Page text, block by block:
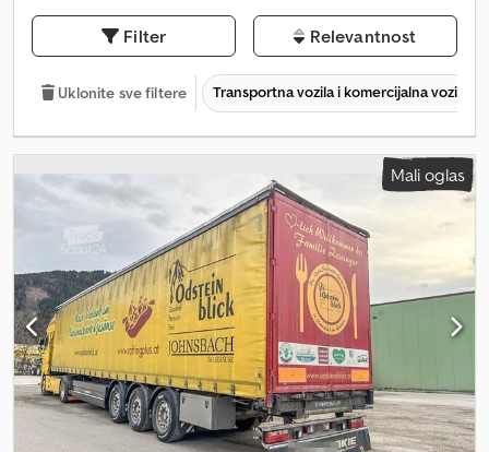
Filter Relevantnost
Uklonite sve filtere Transportna vozila i komercijalna vozila
Mali oglas